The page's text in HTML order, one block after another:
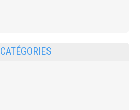
CATÉGORIES